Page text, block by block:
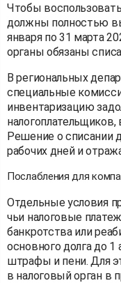
Чтобы
должны полностью
января по 31 марта
органы обязаны
В региональных
специальные
инвентаризацию
Решение о списании
рабочих дней и
Послабления для
Отдельные условия
чьи налоговые
банкротства или
основного долга до
штрафы и пени. Для
в налоговый орган в